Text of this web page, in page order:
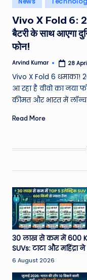
e
a
t
er
,
T
e
h
&
M
o
vi
e
N
e
in
Vivo X Fold 6:
बैटरी के साथ आएगा
फोन!
Posted
Arvind Kumar 28
Vivo X Fold 6 धमाका!
आ रहा है वीवो का नया
कीमत और भारत में लॉन्च
Read More
30 लाख से कम में 600
SUVs: टाटा और महिंद्रा
6 August 2026